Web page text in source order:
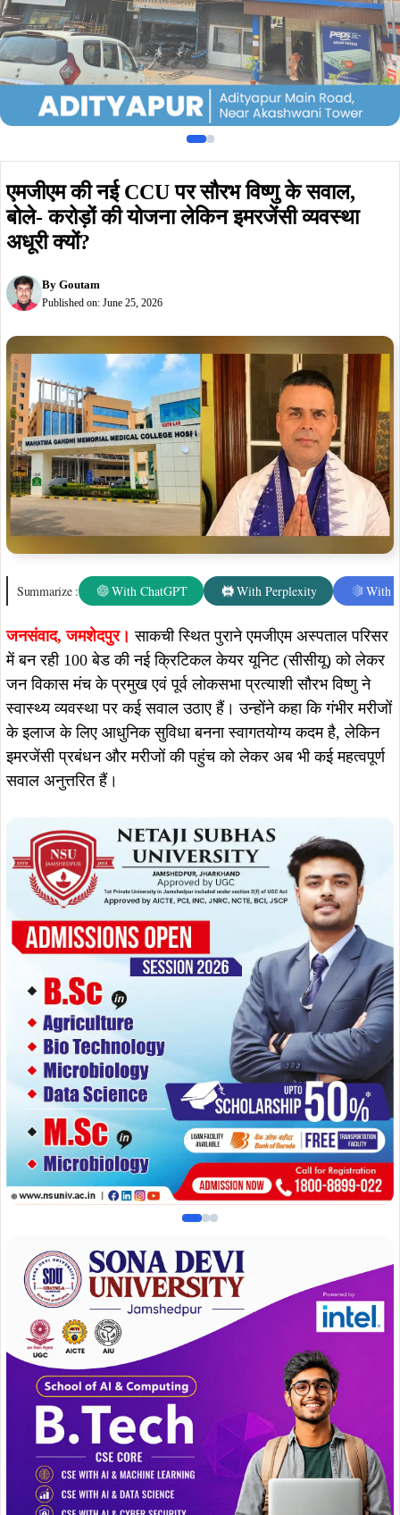
एमजीएम की नई CCU पर सौरभ विष्णु के सवाल,
बोले- करोड़ों की योजना लेकिन इमरजेंसी व्यवस्था
अधूरी क्यों?
By Goutam
Published on: June 25, 2026
Summarize : With ChatGPT With Perplexity With
जनसंवाद,जमशेदपुर। साकची स्थित पुराने एमजीएम अस्पताल परिसर
में बन रही 100 बेड की नई क्रिटिकल केयर यूनिट (सीसीयू) को लेकर
जन विकास मंच के प्रमुख एवं पूर्व लोकसभा प्रत्याशी सौरभ विष्णु ने
स्वास्थ्य व्यवस्था पर कई सवाल उठाए हैं। उन्होंने कहा कि गंभीर मरीजों
के इलाज के लिए आधुनिक सुविधा बनना स्वागतयोग्य कदम है, लेकिन
इमरजेंसी प्रबंधन और मरीजों की पहुंच को लेकर अब भी कई महत्वपूर्ण
सवाल अनुत्तरित हैं।